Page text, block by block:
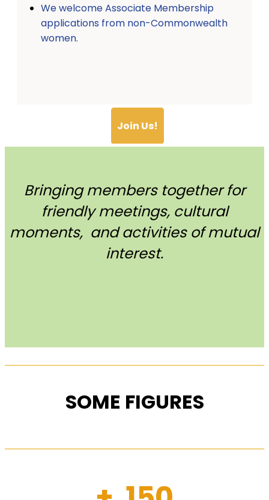
We welcome Associate Membership
applications from non-Commonwealth
women.
Join Us!
Bringing members together for
friendly meetings, cultural
moments, and activities of mutual
interest.
SOME FIGURES